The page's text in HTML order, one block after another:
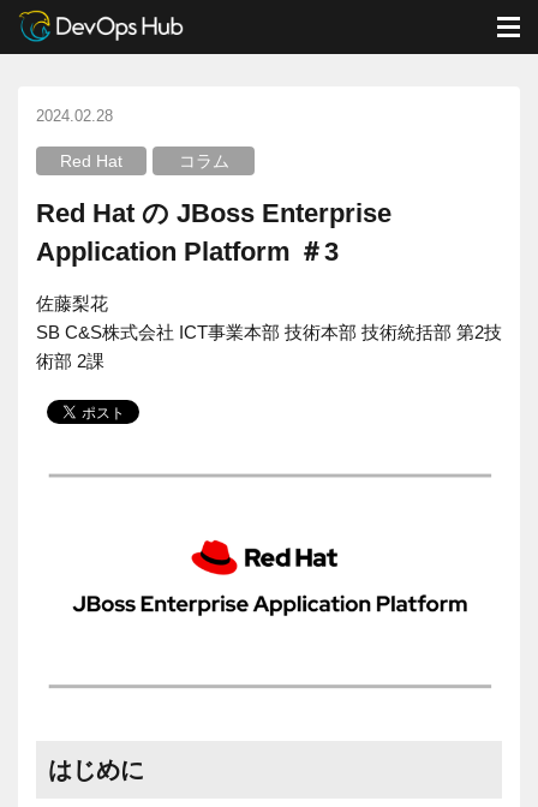
DevOps Hub ブログ
Red Hat
Red Hat の JBoss Enterprise Application Platform ＃3
2024.02.28
Red Hat コラム
Red Hat の JBoss Enterprise
Application Platform ＃3
佐藤梨花
SB C&S株式会社 ICT事業本部 技術本部 技術統括部 第2技
術部 2課
はじめに